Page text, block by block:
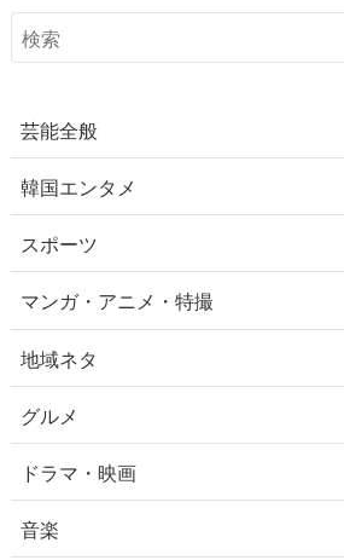
芸能全般
韓国エンタメ
スポーツ
マンガ・アニメ・特撮
地域ネタ
グルメ
ドラマ・映画
音楽